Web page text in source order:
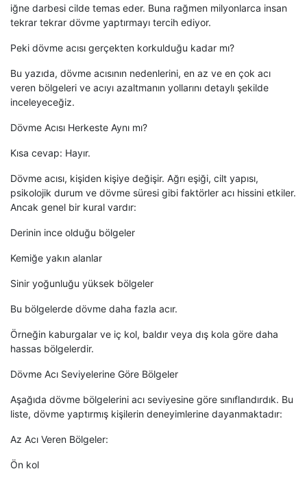
iğne darbesi cilde temas eder. Buna rağmen milyonlarca insan
tekrar tekrar dövme yaptırmayı tercih ediyor.
Peki dövme acısı gerçekten korkulduğu kadar mı?
Bu yazıda, dövme acısının nedenlerini, en az ve en çok acı
veren bölgeleri ve acıyı azaltmanın yollarını detaylı şekilde
inceleyeceğiz.
Dövme Acısı Herkeste Aynı mı?
Kısa cevap: Hayır.
Dövme acısı, kişiden kişiye değişir. Ağrı eşiği, cilt yapısı,
psikolojik durum ve dövme süresi gibi faktörler acı hissini etkiler.
Ancak genel bir kural vardır:
Derinin ince olduğu bölgeler
Kemiğe yakın alanlar
Sinir yoğunluğu yüksek bölgeler
Bu bölgelerde dövme daha fazla acır.
Örneğin kaburgalar ve iç kol, baldır veya dış kola göre daha
hassas bölgelerdir.
Dövme Acı Seviyelerine Göre Bölgeler
Aşağıda dövme bölgelerini acı seviyesine göre sınıflandırdık. Bu
liste, dövme yaptırmış kişilerin deneyimlerine dayanmaktadır:
Az Acı Veren Bölgeler:
Ön kol